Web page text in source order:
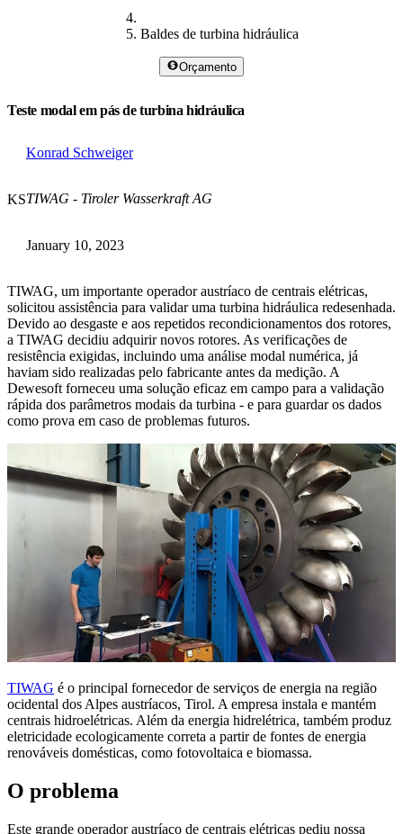
Baldes de turbina hidráulica
Orçamento
Teste modal em pás de turbina hidráulica
KS
Konrad Schweiger
TIWAG - Tiroler Wasserkraft AG
January 10, 2023
TIWAG, um importante operador austríaco de centrais elétricas,
solicitou assistência para validar uma turbina hidráulica redesenhada.
Devido ao desgaste e aos repetidos recondicionamentos dos rotores,
a TIWAG decidiu adquirir novos rotores. As verificações de
resistência exigidas, incluindo uma análise modal numérica, já
haviam sido realizadas pelo fabricante antes da medição. A
Dewesoft forneceu uma solução eficaz em campo para a validação
rápida dos parâmetros modais da turbina - e para guardar os dados
como prova em caso de problemas futuros.
TIWAG é o principal fornecedor de serviços de energia na região
ocidental dos Alpes austríacos, Tirol. A empresa instala e mantém
centrais hidroelétricas. Além da energia hidrelétrica, também produz
eletricidade ecologicamente correta a partir de fontes de energia
renováveis domésticas, como fotovoltaica e biomassa.
O problema
Este grande operador austríaco de centrais elétricas pediu nossa